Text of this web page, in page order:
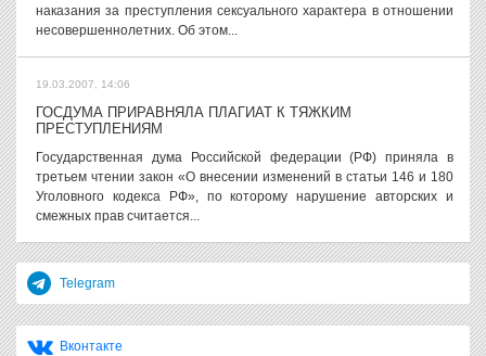
наказания за преступления сексуального характера в отношении
несовершеннолетних. Об этом...
19.03.2007, 14:06
ГОСДУМА ПРИРАВНЯЛА ПЛАГИАТ К ТЯЖКИМ
ПРЕСТУПЛЕНИЯМ
Государственная дума Российской федерации (РФ) приняла в
третьем чтении закон «О внесении изменений в статьи 146 и 180
Уголовного кодекса РФ», по которому нарушение авторских и
смежных прав считается...
Telegram
Вконтакте